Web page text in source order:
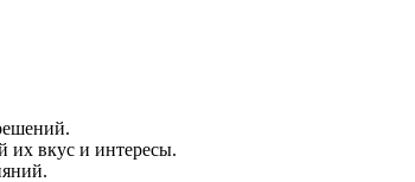
их вкус и интересы.